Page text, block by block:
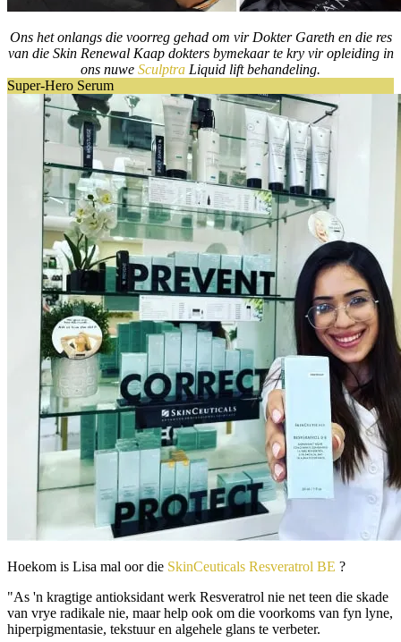
Ons het onlangs die voorreg gehad om vir Dokter Gareth en die res
van die Skin Renewal Kaap dokters bymekaar te kry vir opleiding in
ons nuwe Sculptra Liquid lift behandeling.
Super-Hero Serum
Hoekom is Lisa mal oor die SkinCeuticals Resveratrol BE ?
"As 'n kragtige antioksidant werk Resveratrol nie net teen die skade
van vrye radikale nie, maar help ook om die voorkoms van fyn lyne,
hiperpigmentasie, tekstuur en algehele glans te verbeter.